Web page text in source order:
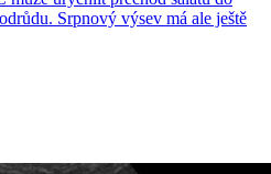
Srpnový výsev má ale ještě